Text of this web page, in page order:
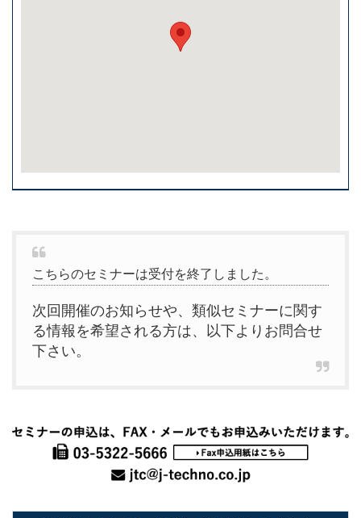
こちらのセミナーは受付を終了しました。
次回開催のお知らせや、類似セミナーに関す
る情報を希望される方は、以下よりお問合せ
下さい。